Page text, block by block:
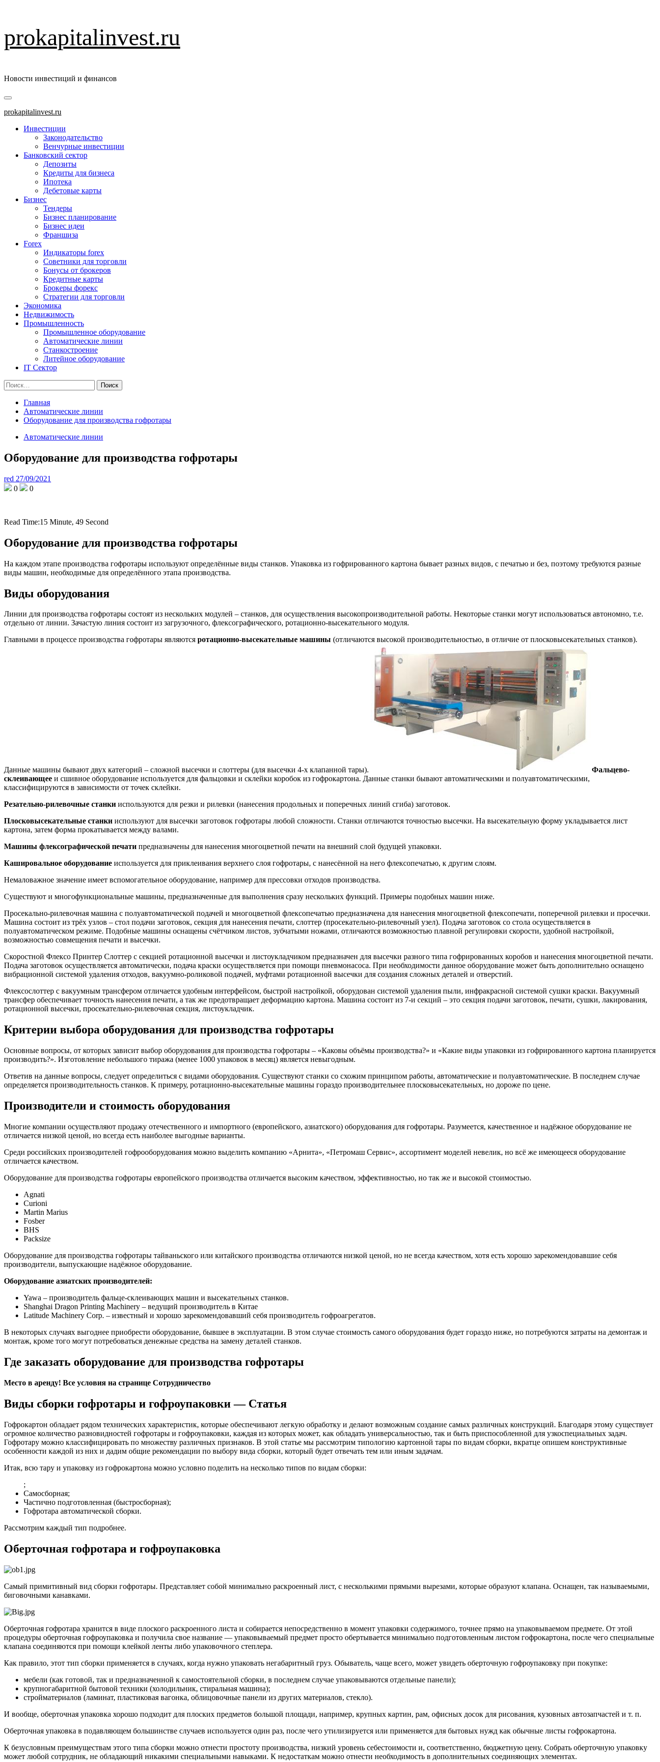
к
содержимому
prokapitalinvest.ru
Новости инвестиций и финансов
Основное
меню
prokapitalinvest.ru
Инвестиции
Законодательство
Венчурные инвестиции
Банковский сектор
Депозиты
Кредиты для бизнеса
Ипотека
Дебетовые карты
Бизнес
Тендеры
Бизнес планирование
Бизнес идеи
Франшиза
Forex
Индикаторы forex
Советники для торговли
Бонусы от брокеров
Кредитные карты
Брокеры форекс
Стратегии для торговли
Экономика
Недвижимость
Промышленность
Промышленное оборудование
Автоматические линии
Станкостроение
Литейное оборудование
IT Сектор
Найти:
Главная
Автоматические линии
Оборудование для производства гофротары
Автоматические линии
Оборудование для производства гофротары
red 27/09/2021
0
0
Read Time:15 Minute, 49 Second
Оборудование для производства гофротары
На каждом этапе производства гофротары используют определённые виды станков. Упаковка из гофрированного картона бывает разных видов, с печатью и без, поэтому требуются разные
виды машин, необходимые для определённого этапа производства.
Виды оборудования
Линии для производства гофротары состоят из нескольких модулей – станков, для осуществления высокопроизводительной работы. Некоторые станки могут использоваться автономно, т.е.
отдельно от линии. Зачастую линия состоит из загрузочного, флексографического, ротационно-высекательного модуля.
Главными в процессе производства гофротары являются ротационно-высекательные машины (отличаются высокой производительностью, в отличие от плосковысекательных станков).
Данные машины бывают двух категорий – сложной высечки и слоттеры (для высечки 4-х клапанной тары).
Фальцево-
склеивающее и сшивное оборудование используется для фальцовки и склейки коробок из гофрокартона. Данные станки бывают автоматическими и полуавтоматическими,
классифицируются в зависимости от точек склейки.
Резательно-рилевочные станки используются для резки и рилевки (нанесения продольных и поперечных линий сгиба) заготовок.
Плосковысекательные станки используют для высечки заготовок гофротары любой сложности. Станки отличаются точностью высечки. На высекательную форму укладывается лист
картона, затем форма прокатывается между валами.
Машины флексографической печати предназначены для нанесения многоцветной печати на внешний слой будущей упаковки.
Кашировальное оборудование используется для приклеивания верхнего слоя гофротары, с нанесённой на него флексопечатью, к другим слоям.
Немаловажное значение имеет вспомогательное оборудование, например для прессовки отходов производства.
Существуют и многофункциональные машины, предназначенные для выполнения сразу нескольких функций. Примеры подобных машин ниже.
Просекально-рилевочная машина с полуавтоматической подачей и многоцветной флексопечатью предназначена для нанесения многоцветной флексопечати, поперечной рилевки и просечки.
Машина состоит из трёх узлов – стол подачи заготовок, секция для нанесения печати, слоттер (просекательно-рилевочный узел). Подача заготовок со стола осуществляется в
полуавтоматическом режиме. Подобные машины оснащены счётчиком листов, зубчатыми ножами, отличаются возможностью плавной регулировки скорости, удобной настройкой,
возможностью совмещения печати и высечки.
Cкоростной Флексо Принтер Слоттер с секцией ротационной высечки и листоукладчиком предназначен для высечки разного типа гофрированных коробов и нанесения многоцветной печати.
Подача заготовок осуществляется автоматически, подача краски осуществляется при помощи пневмонасоса. При необходимости данное оборудование может быть дополнительно оснащено
вибрационной системой удаления отходов, вакуумно-роликовой подачей, муфтами ротационной высечки для создания сложных деталей и отверстий.
Флексослоттер с вакуумным трансфером отличается удобным интерфейсом, быстрой настройкой, оборудован системой удаления пыли, инфракрасной системой сушки краски. Вакуумный
трансфер обеспечивает точность нанесения печати, а так же предотвращает деформацию картона. Машина состоит из 7-и секций – это секция подачи заготовок, печати, сушки, лакирования,
ротационной высечки, просекательно-рилевочная секция, листоукладчик.
Критерии выбора оборудования для производства гофротары
Основные вопросы, от которых зависит выбор оборудования для производства гофротары – «Каковы объёмы производства?» и «Какие виды упаковки из гофрированного картона планируется
производить?». Изготовление небольшого тиража (менее 1000 упаковок в месяц) является невыгодным.
Ответив на данные вопросы, следует определиться с видами оборудования. Существуют станки со схожим принципом работы, автоматические и полуавтоматические. В последнем случае
определяется производительность станков. К примеру, ротационно-высекательные машины гораздо производительнее плосковысекательных, но дороже по цене.
Производители и стоимость оборудования
Многие компании осуществляют продажу отечественного и импортного (европейского, азиатского) оборудования для гофротары. Разумеется, качественное и надёжное оборудование не
отличается низкой ценой, но всегда есть наиболее выгодные варианты.
Среди российских производителей гофрооборудования можно выделить компанию «Арнита», «Петромаш Сервис», ассортимент моделей невелик, но всё же имеющееся оборудование
отличается качеством.
Оборудование для производства гофротары европейского производства отличается высоким качеством, эффективностью, но так же и высокой стоимостью.
Agnati
Curioni
Martin Marius
Fosber
BHS
Packsize
Оборудование для производства гофротары тайваньского или китайского производства отличаются низкой ценой, но не всегда качеством, хотя есть хорошо зарекомендовавшие себя
производители, выпускающие надёжное оборудование.
Оборудование азиатских производителей:
Yawa – производитель фальце-склеивающих машин и высекательных станков.
Shanghai Dragon Printing Machinery – ведущий производитель в Китае
Latitude Machinery Corp. – известный и хорошо зарекомендовавший себя производитель гофроагрегатов.
В некоторых случаях выгоднее приобрести оборудование, бывшее в эксплуатации. В этом случае стоимость самого оборудования будет гораздо ниже, но потребуются затраты на демонтаж и
монтаж, кроме того могут потребоваться денежные средства на замену деталей станков.
Где заказать оборудование для производства гофротары
Место в аренду! Все условия на странице Сотрудничество
Виды сборки гофротары и гофроупаковки — Статья
Гофрокартон обладает рядом технических характеристик, которые обеспечивают легкую обработку и делают возможным создание самых различных конструкций. Благодаря этому существует
огромное количество разновидностей гофротары и гофроупаковки, каждая из которых может, как обладать универсальностью, так и быть приспособленной для узкоспециальных задач.
Гофротару можно классифицировать по множеству различных признаков. В этой статье мы рассмотрим типологию картонной тары по видам сборки, вкратце опишем конструктивные
особенности каждой из них и дадим общие рекомендации по выбору вида сборки, который будет отвечать тем или иным задачам.
Итак, всю тару и упаковку из гофрокартона можно условно поделить на несколько типов по видам сборки:
;
Самосборная;
Частично подготовленная (быстросборная);
Гофротара автоматической сборки.
Рассмотрим каждый тип подробнее.
Оберточная гофротара и гофроупаковка
Самый примитивный вид сборки гофротары. Представляет собой минимально раскроенный лист, с несколькими прямыми вырезами, которые образуют клапана. Оснащен, так называемыми,
биговочными канавками.
Оберточная гофротара хранится в виде плоского раскроенного листа и собирается непосредственно в момент упаковки содержимого, точнее прямо на упаковываемом предмете. От этой
процедуры оберточная гофроупаковка и получила свое название — упаковываемый предмет просто обертывается минимально подготовленным листом гофрокартона, после чего специальные
клапана соединяются при помощи клейкой ленты либо упаковочного степлера.
Как правило, этот тип сборки применяется в случаях, когда нужно упаковать негабаритный груз. Обыватель, чаще всего, может увидеть оберточную гофроупаковку при покупке:
мебели (как готовой, так и предназначенной к самостоятельной сборки, в последнем случае упаковываются отдельные панели);
крупногабаритной бытовой техники (холодильник, стиральная машина);
стройматериалов (ламинат, пластиковая вагонка, облицовочные панели из других материалов, стекло).
И вообще, оберточная упаковка хорошо подходит для плоских предметов большой площади, например, крупных картин, рам, офисных досок для рисования, кузовных автозапчастей и т. п.
Оберточная упаковка в подавляющем большинстве случаев используется один раз, после чего утилизируется или применяется для бытовых нужд как обычные листы гофрокартона.
К безусловным преимуществам этого типа сборки можно отнести простоту производства, низкий уровень себестоимости и, соответственно, бюджетную цену. Собрать оберточную упаковку
может любой сотрудник, не обладающий никакими специальными навыками. К недостаткам можно отнести необходимость в дополнительных соединяющих элементах.